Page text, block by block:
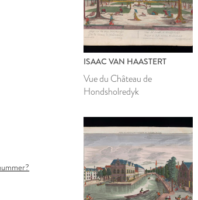
ISAAC VAN HAASTERT
Vue du Château de
Hondsholredyk